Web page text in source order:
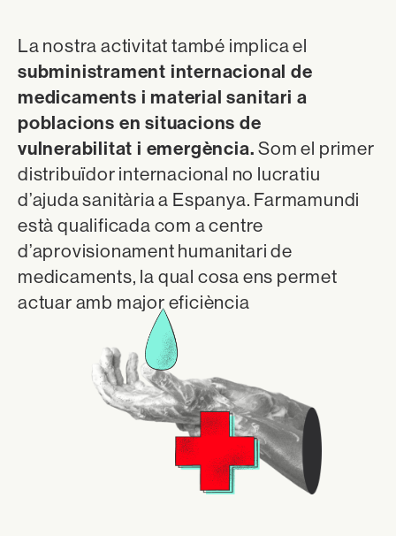
La nostra activitat també implica el
subministrament internacional de
medicaments i material sanitari a
poblacions en situacions de
vulnerabilitat i emergència.Som el primer
distribuïdor internacional no lucratiu
d’ajuda sanitària a Espanya. Farmamundi
està qualificada com a centre
d’aprovisionament humanitari de
medicaments, la qual cosa ens permet
actuar amb major eficiència